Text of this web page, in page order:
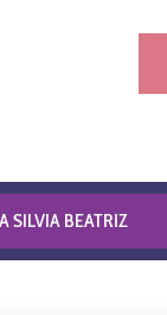
SILVIA BEATRIZ